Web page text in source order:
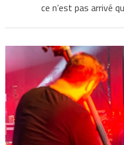
ce n’est pas arrivé